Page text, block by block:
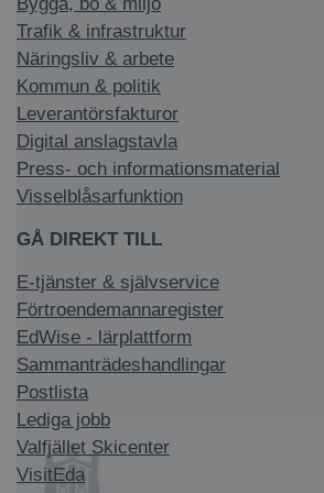
Trafik & infrastruktur
Näringsliv & arbete
Kommun & politik
Leverantörsfakturor
Digital anslagstavla
Press- och informationsmaterial
Visselblåsarfunktion
GÅ DIREKT TILL
E-tjänster & självservice
Förtroendemannaregister
EdWise - lärplattform
Sammanträdeshandlingar
Postlista
Lediga jobb
Valfjället Skicenter
VisitEda